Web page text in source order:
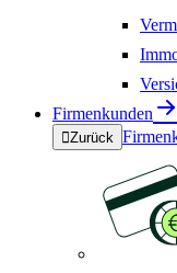
Firmenkunden
Zurück